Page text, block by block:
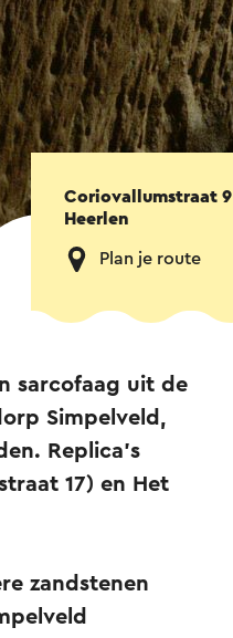
Coriovallumstraat 9
Heerlen
Plan je route
sarcofaag uit de
Simpelveld,
Replica's
17) en Het
zandstenen